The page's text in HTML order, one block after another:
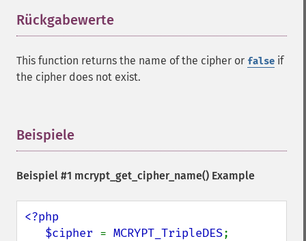
Rückgabewerte
This function returns the name of the cipher or false if
the cipher does not exist.
Beispiele
Beispiel #1 mcrypt_get_cipher_name() Example
<?php
   $cipher
= MCRYPT_TripleDES;